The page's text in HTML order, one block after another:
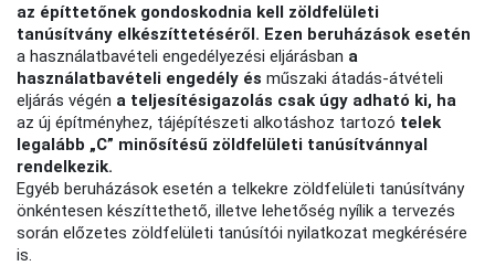
az építtetőnek gondoskodnia kell zöldfelületi
tanúsítvány elkészíttetéséről. Ezen beruházások esetén
a használatbavételi engedélyezési eljárásban a
használatbavételi engedély és műszaki átadás-átvételi
eljárás végén a teljesítésigazolás csak úgy adható ki, ha
az új építményhez, tájépítészeti alkotáshoz tartozó telek
legalább „C” minősítésű zöldfelületi tanúsítvánnyal
rendelkezik.
Egyéb beruházások esetén a telkekre zöldfelületi tanúsítvány
önkéntesen készíttethető, illetve lehetőség nyílik a tervezés
során előzetes zöldfelületi tanúsítói nyilatkozat megkérésére
is.